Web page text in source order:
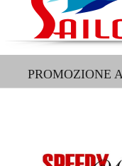
PROMOZIONE